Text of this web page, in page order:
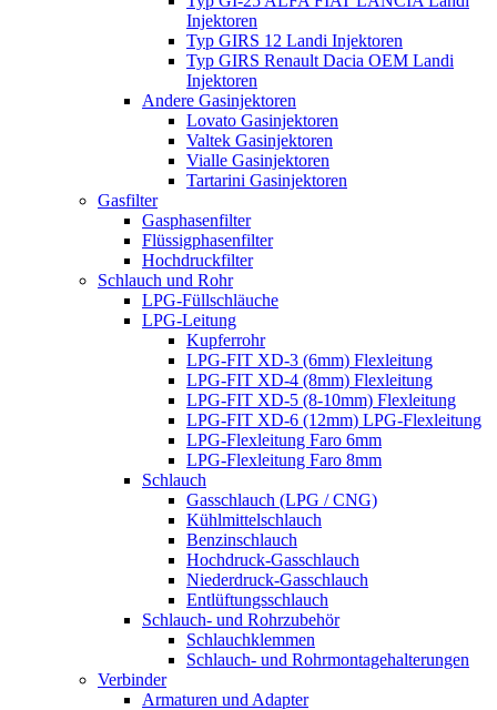
Injektoren
Typ GIRS 12 Landi Injektoren
Typ GIRS Renault Dacia OEM Landi
Injektoren
Andere Gasinjektoren
Lovato Gasinjektoren
Valtek Gasinjektoren
Vialle Gasinjektoren
Tartarini Gasinjektoren
Gasfilter
Gasphasenfilter
Flüssigphasenfilter
Hochdruckfilter
Schlauch und Rohr
LPG-Füllschläuche
LPG-Leitung
Kupferrohr
LPG-FIT XD-3 (6mm) Flexleitung
LPG-FIT XD-4 (8mm) Flexleitung
LPG-FIT XD-5 (8-10mm) Flexleitung
LPG-FIT XD-6 (12mm) LPG-Flexleitung
LPG-Flexleitung Faro 6mm
LPG-Flexleitung Faro 8mm
Schlauch
Gasschlauch (LPG / CNG)
Kühlmittelschlauch
Benzinschlauch
Hochdruck-Gasschlauch
Niederdruck-Gasschlauch
Entlüftungsschlauch
Schlauch- und Rohrzubehör
Schlauchklemmen
Schlauch- und Rohrmontagehalterungen
Verbinder
Armaturen und Adapter